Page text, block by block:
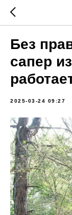
Без
сапер
2025-03-24 09:27